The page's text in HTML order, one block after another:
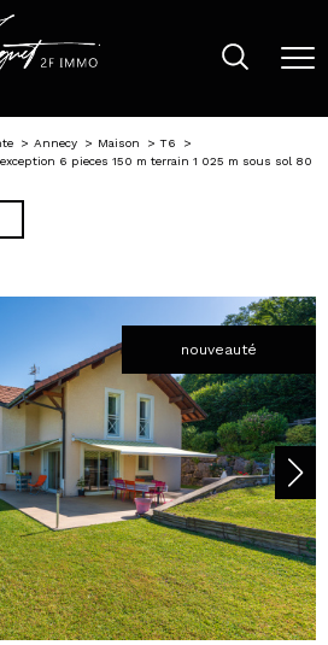
Annecy Maison
T6
6 pieces 150 m terrain 1 025 m sous sol 80
nouveauté